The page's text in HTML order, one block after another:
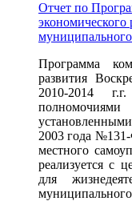
Отчет по
экономического
Программа
развития
2010-2014
установленными
2003 года
местного
реализуется с
для